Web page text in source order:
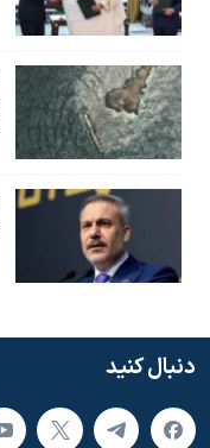
دنبال کنید